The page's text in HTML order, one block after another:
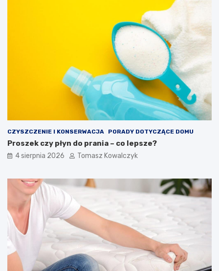
CZYSZCZENIE I KONSERWACJA PORADY DOTYCZĄCE DOMU
Proszek czy płyn do prania – co lepsze?
4 sierpnia 2026 Tomasz Kowalczyk